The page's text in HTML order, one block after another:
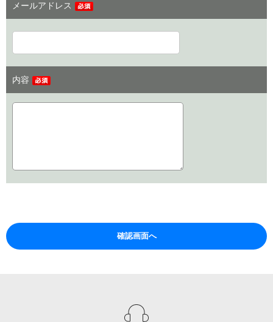
メールアドレス
内容